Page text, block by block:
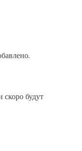
скоро будут